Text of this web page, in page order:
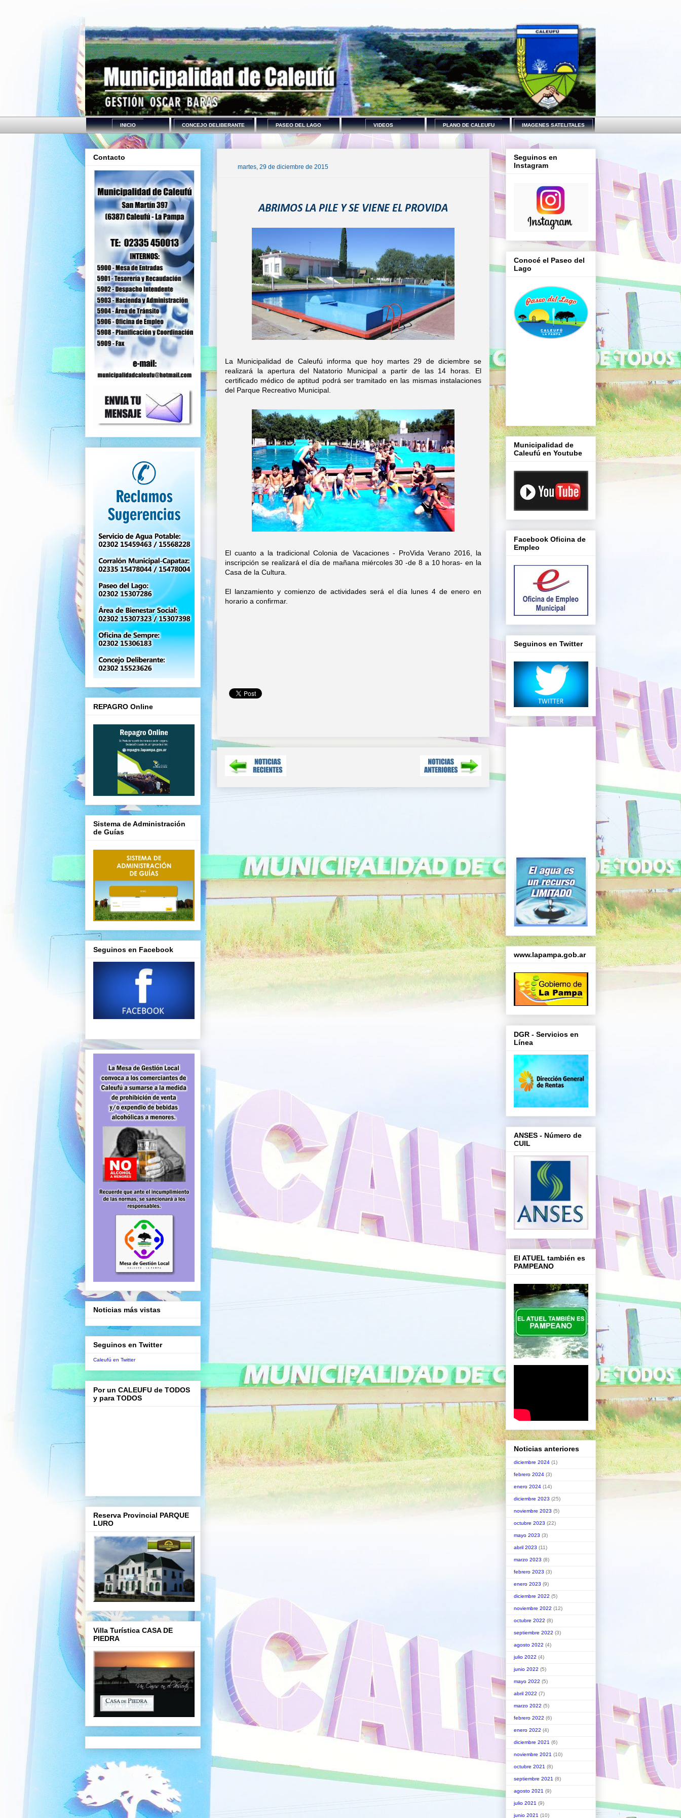
INICIO CONCEJO DELIBERANTE PASEO DEL LAGO VIDEOS PLANO DE CALEUFU IMAGENES SATELITALES
martes, 29 de diciembre de 2015
ABRIMOS LA PILE Y SE VIENE EL PROVIDA
La Municipalidad de Caleufú informa que hoy martes 29 de diciembre se
realizará la apertura del Natatorio Municipal a partir de las 14 horas. El
certificado médico de aptitud podrá ser tramitado en las mismas instalaciones
del Parque Recreativo Municipal.
El cuanto a la tradicional Colonia de Vacaciones - ProVida Verano 2016, la
inscripción se realizará el día de mañana miércoles 30 -de 8 a 10 horas- en la
Casa de la Cultura.
El lanzamiento y comienzo de actividades será el día lunes 4 de enero en
horario a confirmar.
Contacto
REPAGRO Online
Sistema de Administración
de Guías
Seguinos en Facebook
Noticias más vistas
Seguinos en Twitter
Caleufú en Twitter
Por un CALEUFU de TODOS
y para TODOS
Reserva Provincial PARQUE
LURO
Villa Turística CASA DE
PIEDRA
Seguinos en
Instagram
Conocé el Paseo del
Lago
Municipalidad de
Caleufú en Youtube
Facebook Oficina de
Empleo
Seguinos en Twitter
www.lapampa.gob.ar
DGR - Servicios en
Línea
ANSES - Número de
CUIL
El ATUEL también es
PAMPEANO
Noticias anteriores
diciembre 2024 (1)
febrero 2024 (3)
enero 2024 (14)
diciembre 2023 (25)
noviembre 2023 (5)
octubre 2023 (22)
mayo 2023 (3)
abril 2023 (11)
marzo 2023 (8)
febrero 2023 (3)
enero 2023 (9)
diciembre 2022 (5)
noviembre 2022 (12)
octubre 2022 (8)
septiembre 2022 (3)
agosto 2022 (4)
julio 2022 (4)
junio 2022 (5)
mayo 2022 (5)
abril 2022 (7)
marzo 2022 (5)
febrero 2022 (6)
enero 2022 (4)
diciembre 2021 (6)
noviembre 2021 (10)
octubre 2021 (8)
septiembre 2021 (8)
agosto 2021 (9)
julio 2021 (9)
junio 2021 (10)